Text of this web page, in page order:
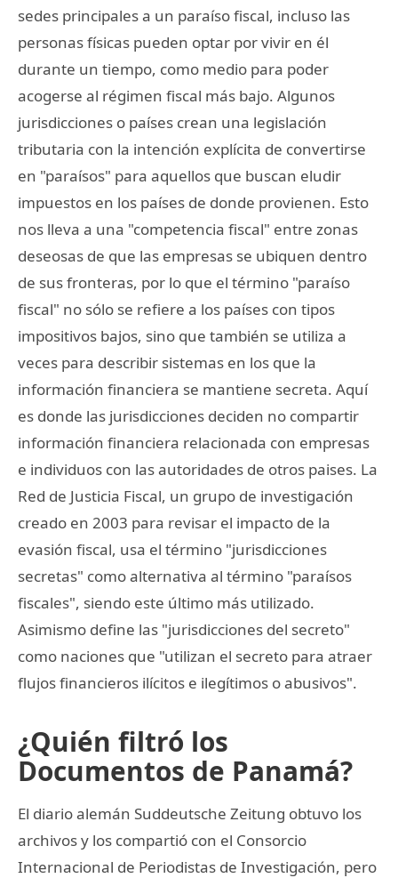
sedes principales a un paraíso fiscal, incluso las
personas físicas pueden optar por vivir en él
durante un tiempo, como medio para poder
acogerse al régimen fiscal más bajo. Algunos
jurisdicciones o países crean una legislación
tributaria con la intención explícita de convertirse
en "paraísos" para aquellos que buscan eludir
impuestos en los países de donde provienen. Esto
nos lleva a una "competencia fiscal" entre zonas
deseosas de que las empresas se ubiquen dentro
de sus fronteras, por lo que el término "paraíso
fiscal" no sólo se refiere a los países con tipos
impositivos bajos, sino que también se utiliza a
veces para describir sistemas en los que la
información financiera se mantiene secreta. Aquí
es donde las jurisdicciones deciden no compartir
información financiera relacionada con empresas
e individuos con las autoridades de otros paises. La
Red de Justicia Fiscal, un grupo de investigación
creado en 2003 para revisar el impacto de la
evasión fiscal, usa el término "jurisdicciones
secretas" como alternativa al término "paraísos
fiscales", siendo este último más utilizado.
Asimismo define las "jurisdicciones del secreto"
como naciones que "utilizan el secreto para atraer
flujos financieros ilícitos e ilegítimos o abusivos".
¿Quién filtró los
Documentos de Panamá?
El diario alemán Suddeutsche Zeitung obtuvo los
archivos y los compartió con el Consorcio
Internacional de Periodistas de Investigación, pero